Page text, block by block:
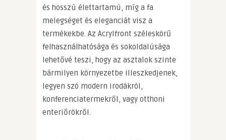
és hosszú élettartamú, míg a fa
melegséget és eleganciát visz a
termékekbe. Az Acrylfront széleskörű
felhasználhatósága és sokoldalúsága
lehetővé teszi, hogy az asztalok szinte
bármilyen környezetbe illeszkedjenek,
legyen szó modern irodákról,
konferenciatermekről, vagy otthoni
enteriőrökről.